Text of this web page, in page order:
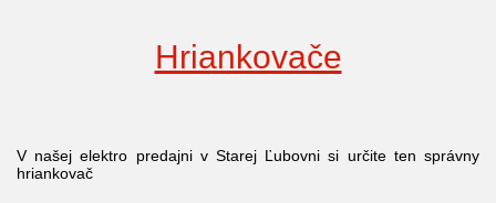
Hriankovače
V našej elektro predajni v Starej Ľubovni si určite ten správny
hriankovač